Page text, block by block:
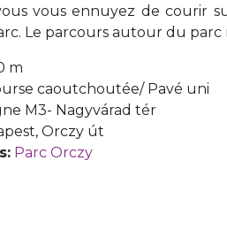
vous ennuyez de courir
Le parcours autour du parc
m
caoutchoutée/ Pavé uni
M3- Nagyvárad tér
Orczy út
Parc Orczy